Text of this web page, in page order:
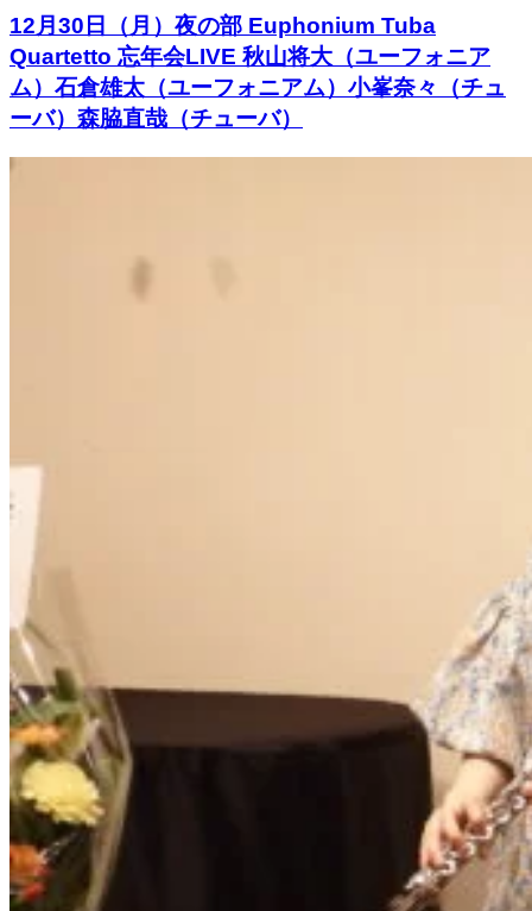
12月30日（月）夜の部 Euphonium Tuba
Quartetto 忘年会LIVE 秋山将大（ユーフォニア
ム）石倉雄太（ユーフォニアム）小峯奈々（チュ
ーバ）森脇直哉（チューバ）